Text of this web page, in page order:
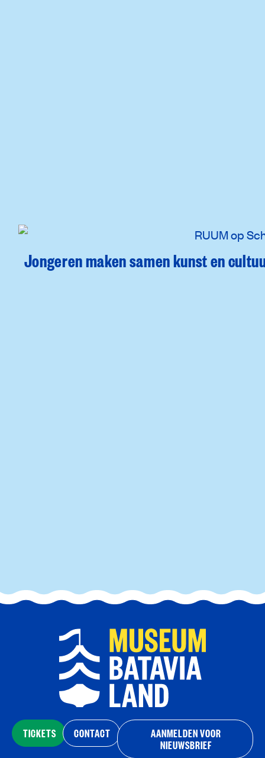
Jongeren maken samen kunst en
TICKETS CONTACT
AANMELDEN VOOR
NIEUWSBRIEF